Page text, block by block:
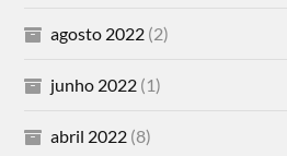
agosto 2022 (2)
junho 2022 (1)
abril 2022 (8)